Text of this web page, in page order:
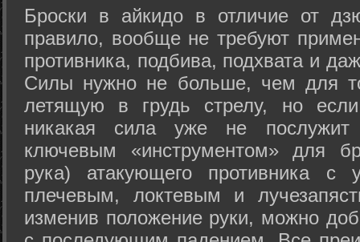
Броски в айкидо в отличие от
правило, вообще не требуют
противника, подбива, подхвата и
Силы нужно не больше, чем для
летящую в грудь стрелу, но
никакая сила уже не
ключевым «инструментом» для
рука) атакующего противника с
плечевым, локтевым и
изменив положение руки, можно